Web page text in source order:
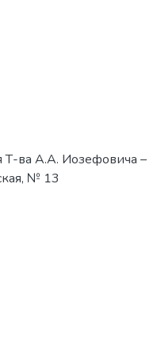
Т-ва А.А. Иозефовича –
№ 13